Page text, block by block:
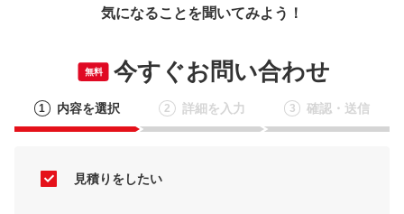
気になることを聞いてみよう！
無料 今すぐお問い合わせ
1 内容を選択 2 詳細を入力 3 確認・送信
見積りをしたい